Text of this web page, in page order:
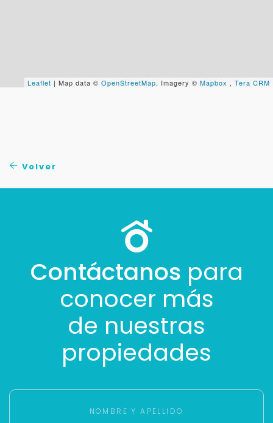
Leaflet | Map data © OpenStreetMap, Imagery © Mapbox , Tera CRM
Volver
Contáctanos para
conocer más
de nuestras
propiedades
No compartimos tu información ni enviamos spam.
Buscamos darte la mejor experiencia.
Con estos datos podemos responderte mejor y